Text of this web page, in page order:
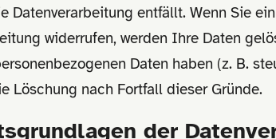
Datenverarbeitung entfällt. Wenn Sie
widerrufen, werden Ihre Daten
Daten haben (z. B.
Löschung nach Fortfall dieser Gründe.
der